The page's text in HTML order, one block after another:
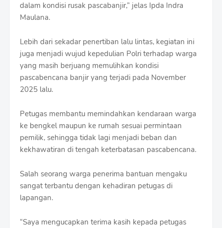
dalam kondisi rusak pascabanjir,” jelas Ipda Indra
Maulana.
Lebih dari sekadar penertiban lalu lintas, kegiatan ini
juga menjadi wujud kepedulian Polri terhadap warga
yang masih berjuang memulihkan kondisi
pascabencana banjir yang terjadi pada November
2025 lalu.
Petugas membantu memindahkan kendaraan warga
ke bengkel maupun ke rumah sesuai permintaan
pemilik, sehingga tidak lagi menjadi beban dan
kekhawatiran di tengah keterbatasan pascabencana.
Salah seorang warga penerima bantuan mengaku
sangat terbantu dengan kehadiran petugas di
lapangan.
“Saya mengucapkan terima kasih kepada petugas